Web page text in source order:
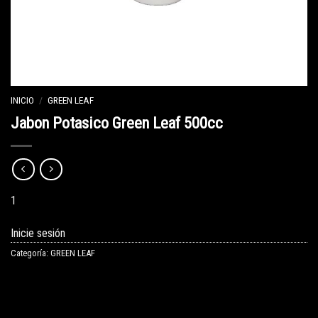
INICIO / GREEN LEAF
Jabon Potasico Green Leaf 500cc
1
Inicie sesión
Categoría: GREEN LEAF